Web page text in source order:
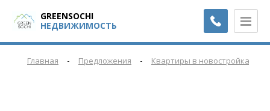
GREENSOCHI
НЕДВИЖИМОСТЬ
Главная - Предложения - Квартиры в новостройках